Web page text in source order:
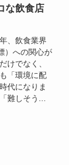
な飲食店
、飲食業界
）への関心が
けでなく、
「環境に配
代になりま
難しそう...